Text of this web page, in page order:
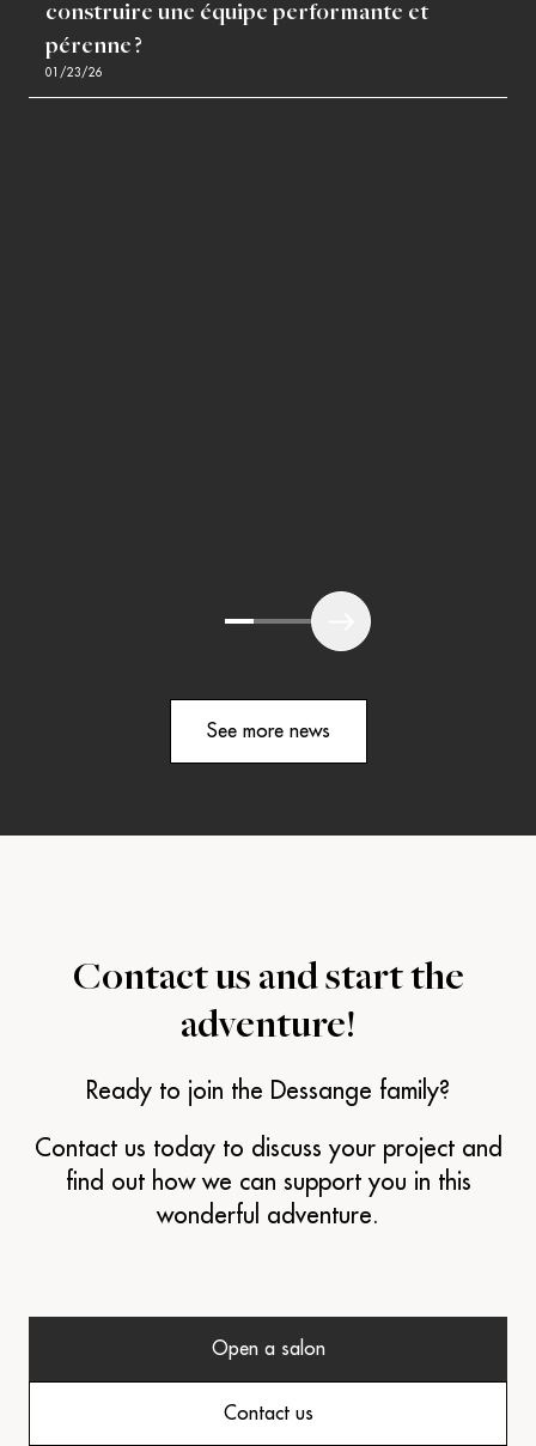
construire une équipe performante et
pérenne ?
01/23/26
See more news
Contact us andstart the
adventure!
Ready to join the Dessange family?
Contact us today to discuss your project and
find out how we can support you in this
wonderful adventure.
Open a salon
Contact us